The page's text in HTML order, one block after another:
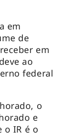
em
de
em
ao
federal
o
e
o IR é o